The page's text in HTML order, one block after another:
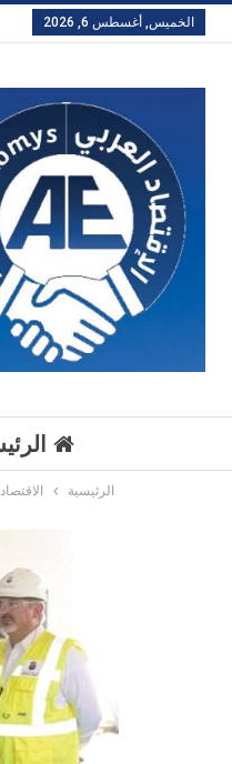
الخميس, أغسطس 6, 2026
الرئيسية